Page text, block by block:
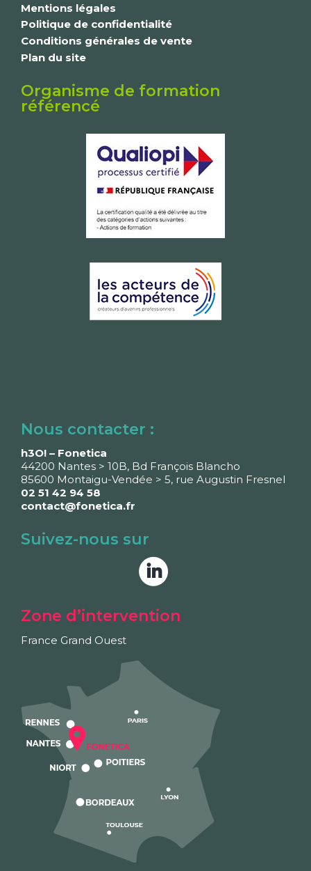
Mentions légales
Politique de confidentialité
Conditions générales de vente
Plan du site
Organisme de formation
référencé
Nous contacter :
h3O! – Fonetica
44200 Nantes > 10B, Bd François Blancho
85600 Montaigu-Vendée > 5, rue Augustin Fresnel
02 51 42 94 58
contact@fonetica.fr
Suivez-nous sur
Zone d’intervention
France Grand Ouest